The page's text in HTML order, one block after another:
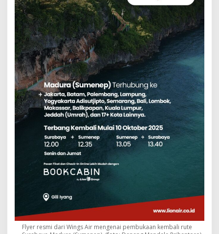
Flyer resmi dari Wings Air mengenai pembukaan kembali rute